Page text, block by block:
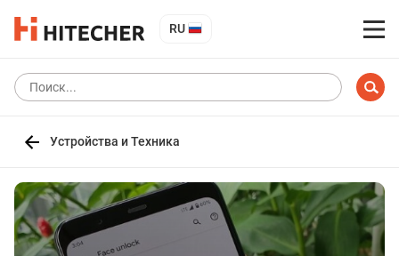
RU
Устройства и Техника